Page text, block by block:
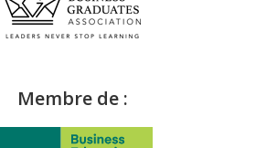
Membre de :